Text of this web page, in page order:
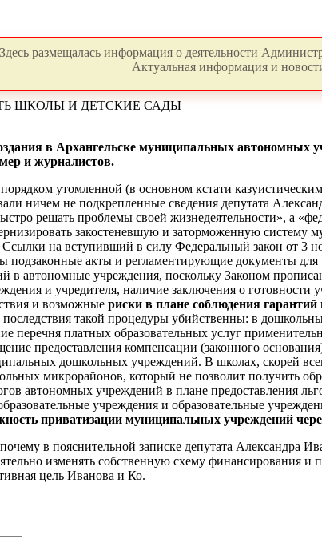
Здесь размещалась информация о деятельности
Актуальная информация и
ШКОЛЫ И ДЕТСКИЕ САДЫ
в Архангельске муниципальных
и журналистов.
утомленной (в основном кстати
ничем не подкрепленные сведения депутата
решать проблемы своей жизнедеятельности», а
закостеневшую и заторможенную систему
Ссылки на вступивший в силу Федеральный закон
подзаконные акты и регламентирующие документы
автономные учреждения, поскольку Законом
и учредителя, наличие заключения о
и возможные риски в плане соблюдения
такой процедуры убийственны: в
перечня платных образовательных услуг
предоставления компенсации (законного
дошкольных учреждений. В школах, скорей
микрорайонов, который не позволит получить
автономных учреждений в плане предоставления
учреждения и образовательные
приватизации муниципальных учреждений
в пояснительной записке депутата
изменять собственную схему финансирования
цель Иванова и Ко.